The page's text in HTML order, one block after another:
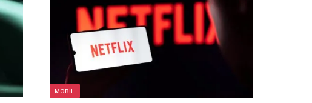
MOBIL